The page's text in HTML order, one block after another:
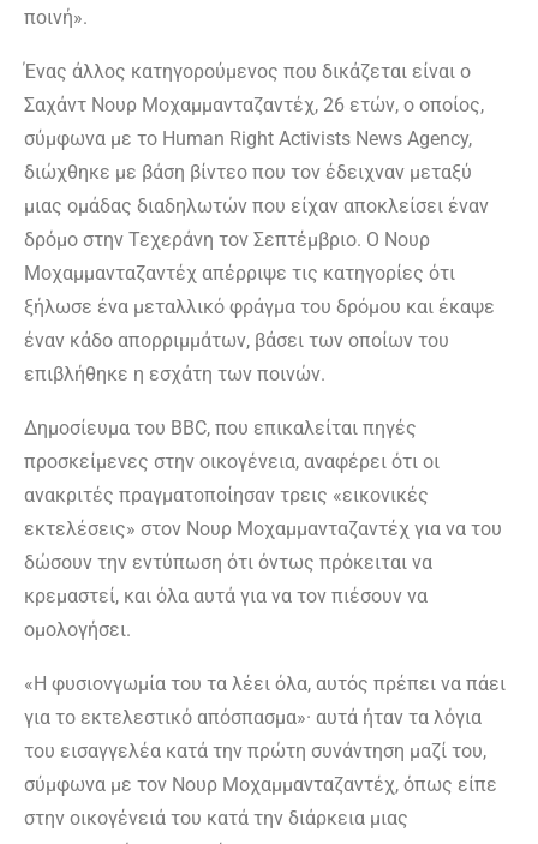
ποινή».
Ένας άλλος κατηγορούμενος που δικάζεται είναι ο
Σαχάντ Νουρ Μοχαμμανταζαντέχ, 26 ετών, ο οποίος,
σύμφωνα με το Human Right Activists News Agency,
διώχθηκε με βάση βίντεο που τον έδειχναν μεταξύ
μιας ομάδας διαδηλωτών που είχαν αποκλείσει έναν
δρόμο στην Τεχεράνη τον Σεπτέμβριο. Ο Νουρ
Μοχαμμανταζαντέχ απέρριψε τις κατηγορίες ότι
ξήλωσε ένα μεταλλικό φράγμα του δρόμου και έκαψε
έναν κάδο απορριμμάτων, βάσει των οποίων του
επιβλήθηκε η εσχάτη των ποινών.
Δημοσίευμα του BBC, που επικαλείται πηγές
προσκείμενες στην οικογένεια, αναφέρει ότι οι
ανακριτές πραγματοποίησαν τρεις «εικονικές
εκτελέσεις» στον Νουρ Μοχαμμανταζαντέχ για να του
δώσουν την εντύπωση ότι όντως πρόκειται να
κρεμαστεί, και όλα αυτά για να τον πιέσουν να
ομολογήσει.
«Η φυσιονγωμία του τα λέει όλα, αυτός πρέπει να πάει
για το εκτελεστικό απόσπασμα»· αυτά ήταν τα λόγια
του εισαγγελέα κατά την πρώτη συνάντηση μαζί του,
σύμφωνα με τον Νουρ Μοχαμμανταζαντέχ, όπως είπε
στην οικογένειά του κατά την διάρκεια μιας